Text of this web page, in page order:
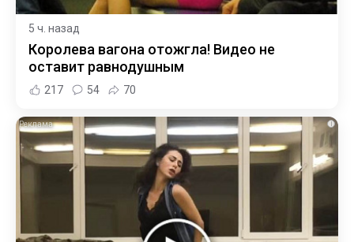
5 ч. назад
Королева вагона отожгла! Видео не
оставит равнодушным
217 54 70
i